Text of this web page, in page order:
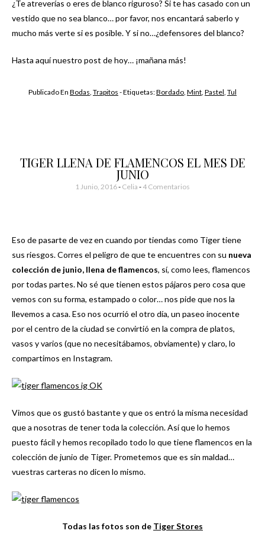
¿Te atreverías o eres de blanco riguroso? Si te has casado con un
vestido que no sea blanco… por favor, nos encantará saberlo y
mucho más verte si es posible. Y si no…¿defensores del blanco?
Hasta aquí nuestro post de hoy… ¡mañana más!
Publicado En Bodas Trapitos - Etiquetas:Bordado Mint Pastel Tul
TIGER LLENA DE FLAMENCOS EL MES DE
JUNIO
1 Junio, 2016- Celia 4 Comentarios
Eso de pasarte de vez en cuando por tiendas como Tiger tiene
sus riesgos. Corres el peligro de que te encuentres con su nueva
colección de junio, llena de flamencos, sí, como lees, flamencos
por todas partes. No sé que tienen estos pájaros pero cosa que
vemos con su forma, estampado o color… nos pide que nos la
llevemos a casa. Eso nos ocurrió el otro día, un paseo inocente
por el centro de la ciudad se convirtió en la compra de platos,
vasos y varios (que no necesitábamos, obviamente) y claro, lo
compartimos en Instagram.
Vimos que os gustó bastante y que os entró la misma necesidad
que a nosotras de tener toda la colección. Así que lo hemos
puesto fácil y hemos recopilado todo lo que tiene flamencos en la
colección de junio de Tiger. Prometemos que es sin maldad…
vuestras carteras no dicen lo mismo.
Todas las fotos son de Tiger Stores